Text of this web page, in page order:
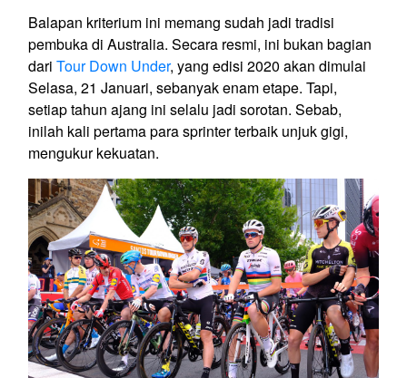
Balapan kriterium ini memang sudah jadi tradisi
pembuka di Australia. Secara resmi, ini bukan bagian
dari Tour Down Under, yang edisi 2020 akan dimulai
Selasa, 21 Januari, sebanyak enam etape. Tapi,
setiap tahun ajang ini selalu jadi sorotan. Sebab,
inilah kali pertama para sprinter terbaik unjuk gigi,
mengukur kekuatan.